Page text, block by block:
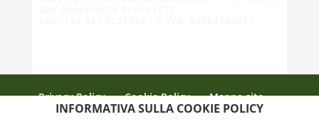
Privacy Policy Cookie Policy
Mappa sito
INFORMATIVA SULLA COOKIE POLICY